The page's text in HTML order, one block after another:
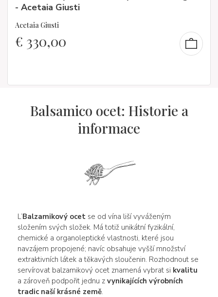
- Acetaia Giusti
Acetaia Giusti
€ 330,00
Balsamico ocet: Historie a
informace
L’Balzamikový ocetse od vína liší vyváženým
složením svých složek. Má totiž unikátní fyzikální,
chemické a organoleptické vlastnosti, které jsou
navzájem propojené; navíc obsahuje vyšší množství
extraktivních látek a těkavých sloučenin. Rozhodnout se
servírovat balzamikový ocet znamená vybrat si kvalitu
a zároveň podpořit jednu z vynikajících výrobních
tradic naší krásné země.